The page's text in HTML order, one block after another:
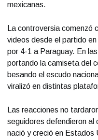
mexicanas.
La controversia
videos desde el partido
por 4-1 a Paraguay. En
portando la camiseta del
besando el escudo
viralizó en distintas
Las reacciones no
seguidores defendieron
nació y creció en Estados